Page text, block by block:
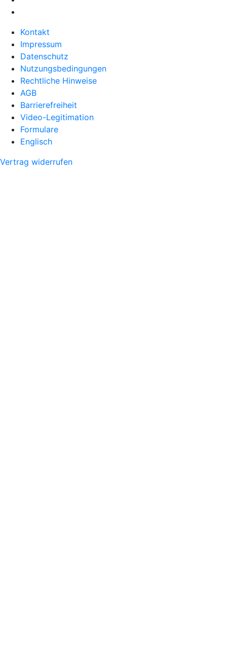
Kontakt
Impressum
Datenschutz
Nutzungsbedingungen
Rechtliche Hinweise
AGB
Barrierefreiheit
Video-Legitimation
Formulare
Englisch
Vertrag widerrufen